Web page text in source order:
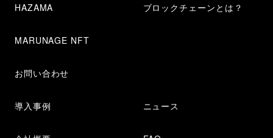
HAZAMA
MARUNAGE NFT
お問い合わせ
ブロックチェーンとは？
導入事例 ニュース